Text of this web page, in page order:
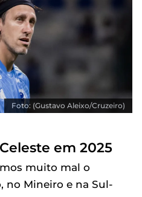
Foto: (Gustavo Aleixo/Cruzeiro)
em 2025
muito mal o
no Mineiro e na Sul-